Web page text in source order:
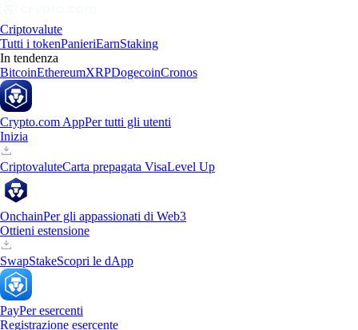
Criptovalute
Tutti i tokenPanieriEarnStaking
In tendenza
BitcoinEthereumXRPDogecoinCronos
Crypto.com AppPer tutti gli utenti
Inizia
CriptovaluteCarta prepagata VisaLevel Up
OnchainPer gli appassionati di Web3
Ottieni estensione
SwapStakeScopri le dApp
PayPer esercenti
Registrazione esercente